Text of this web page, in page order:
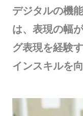
デジタルの機
は、表現の幅
グ表現を経験
インスキルを